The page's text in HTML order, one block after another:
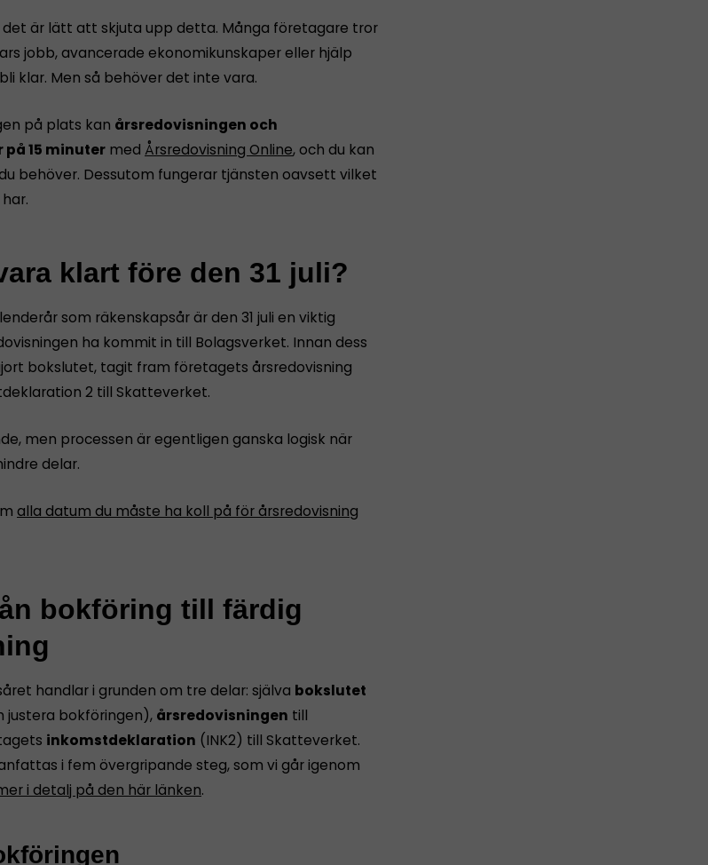
det är lätt att skjuta upp detta. Många företagare tror
jobb, avancerade ekonomikunskaper eller hjälp
klar. Men så behöver det inte vara.
på plats kan årsredovisningen och
15 minuter med Årsredovisning Online, och du kan
behöver. Dessutom fungerar tjänsten oavsett vilket
klart före den 31 juli?
som räkenskapsår är den 31 juli en viktig
ha kommit in till Bolagsverket. Innan dess
bokslutet, tagit fram företagets årsredovisning
2 till Skatteverket.
men processen är egentligen ganska logisk när
delar.
alla datum du måste ha koll på för årsredovisning
bokföring till färdig
handlar i grunden om tre delar: själva bokslutet
bokföringen), årsredovisningen till
inkomstdeklaration (INK2) till Skatteverket.
i fem övergripande steg, som vi går igenom
i detalj på den här länken.